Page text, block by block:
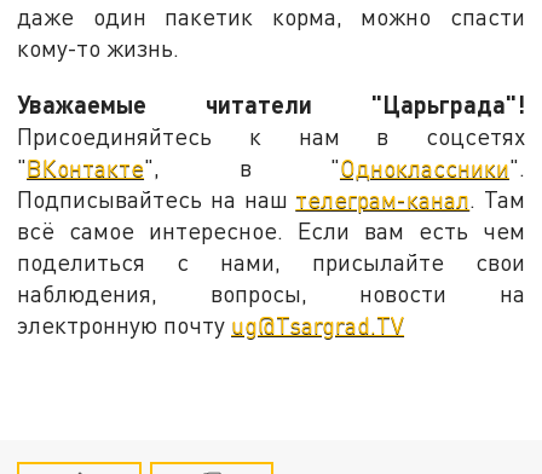
даже один пакетик корма, можно спасти
кому-то жизнь.
Уважаемые читатели "Царьграда"!
Присоединяйтесь к нам в соцсетях
"ВКонтакте", в "Одноклассники".
Подписывайтесь на наш телеграм-канал . Там
всё самое интересное. Если вам есть чем
поделиться с нами, присылайте свои
наблюдения, вопросы, новости на
электронную почту ug@Tsargrad.TV